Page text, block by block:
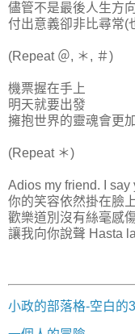
儘管不是最後人生方
付出意義卻非比尋常(
(Repeat ＠, ＊, ＃)
機票握在手上
明天就要出發
擁抱世界的靈魂會更
(Repeat ＊)
Adios my friend. I say
你的笑容依然掛在臉上
歡樂道別沒有絲毫感
讓我向你說聲 Hasta
小政的部落格-空白的